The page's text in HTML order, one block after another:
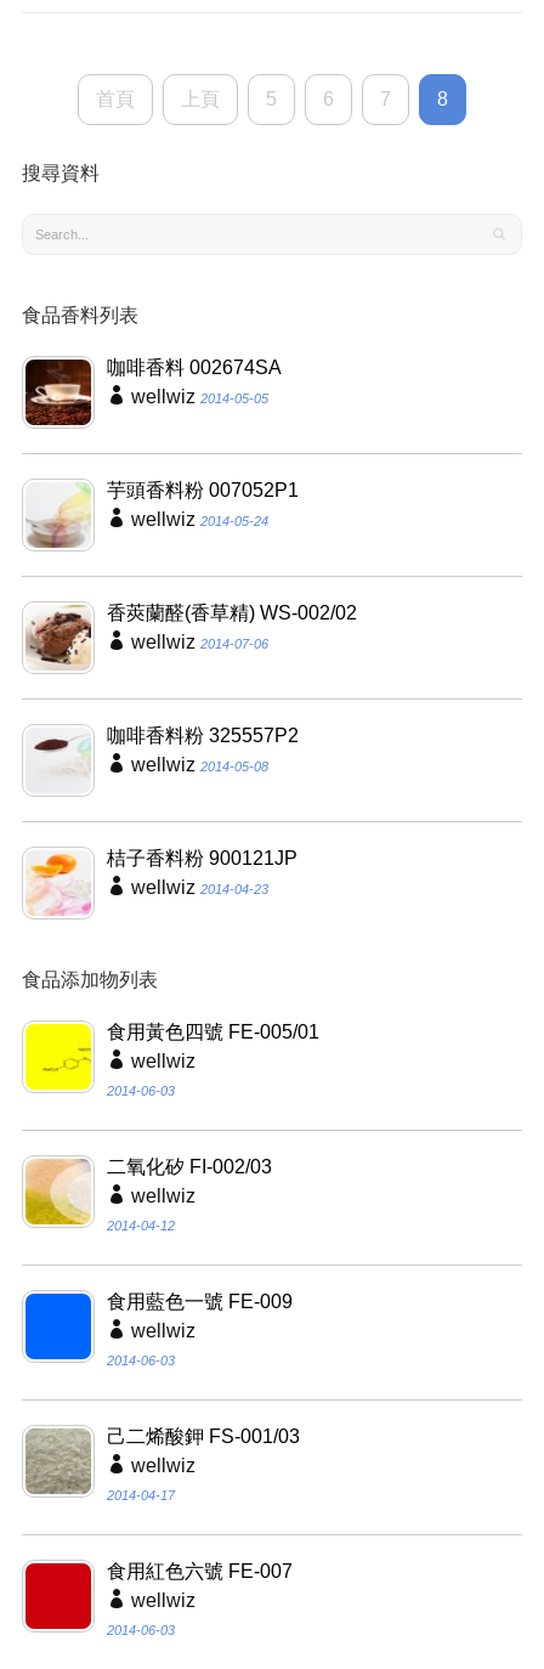
首頁 上頁 5 6 7 8
搜尋資料
食品香料列表
咖啡香料 002674SA
wellwiz 2014-05-05
芋頭香料粉 007052P1
wellwiz 2014-05-24
香莢蘭醛(香草精) WS-002/02
wellwiz 2014-07-06
咖啡香料粉 325557P2
wellwiz 2014-05-08
桔子香料粉 900121JP
wellwiz 2014-04-23
食品添加物列表
食用黃色四號 FE-005/01
wellwiz
2014-06-03
二氧化矽 FI-002/03
wellwiz
2014-04-12
食用藍色一號 FE-009
wellwiz
2014-06-03
己二烯酸鉀 FS-001/03
wellwiz
2014-04-17
食用紅色六號 FE-007
wellwiz
2014-06-03